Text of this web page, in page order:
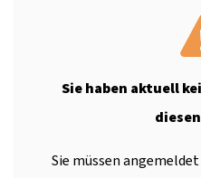
Sie haben aktuell
Sie müssen